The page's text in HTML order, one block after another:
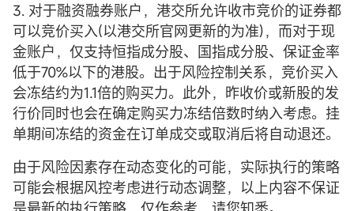
3. 对于融资融券账户，港交所允许收市竞价的证券都
可以竞价买入(以港交所官网更新的为准)，而对于现
金账户，仅支持恒指成分股、国指成分股、保证金率
低于70%以下的港股。出于风险控制关系，竞价买入
会冻结约为1.1倍的购买力。此外，昨收价或新股的发
行价同时也会在确定购买力冻结倍数时纳入考虑。挂
单期间冻结的资金在订单成交或取消后将自动退还。
由于风险因素存在动态变化的可能，实际执行的策略
可能会根据风控考虑进行动态调整，以上内容不保证